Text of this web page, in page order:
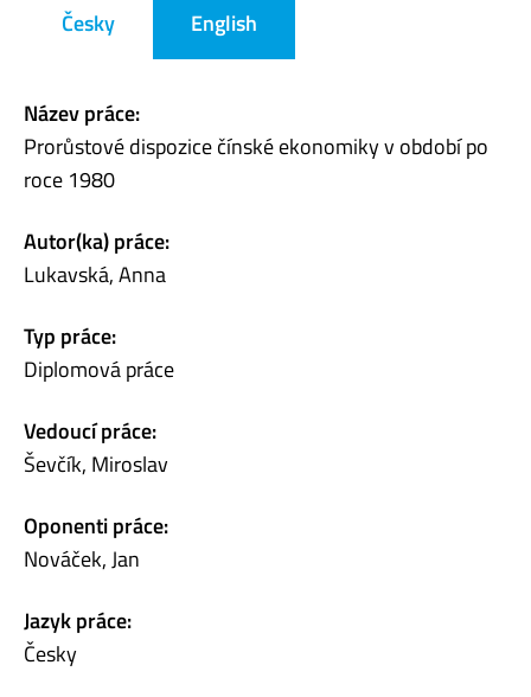
Česky English
Název práce:
Prorůstové dispozice čínské ekonomiky v období po
roce 1980
Autor(ka) práce:
Lukavská, Anna
Typ práce:
Diplomová práce
Vedoucí práce:
Ševčík, Miroslav
Oponenti práce:
Nováček, Jan
Jazyk práce:
Česky